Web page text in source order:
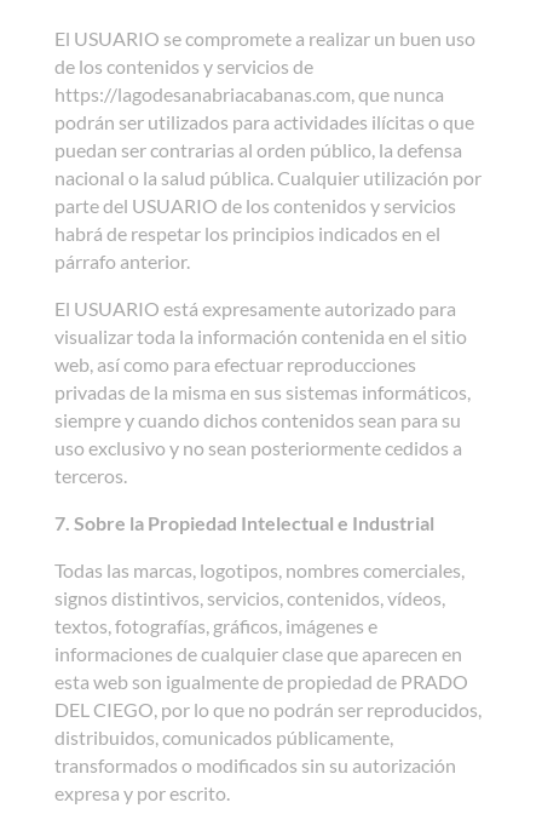
El USUARIO se compromete a realizar un buen uso
de los contenidos y servicios de
https://lagodesanabriacabanas.com, que nunca
podrán ser utilizados para actividades ilícitas o que
puedan ser contrarias al orden público, la defensa
nacional o la salud pública. Cualquier utilización por
parte del USUARIO de los contenidos y servicios
habrá de respetar los principios indicados en el
párrafo anterior.
El USUARIO está expresamente autorizado para
visualizar toda la información contenida en el sitio
web, así como para efectuar reproducciones
privadas de la misma en sus sistemas informáticos,
siempre y cuando dichos contenidos sean para su
uso exclusivo y no sean posteriormente cedidos a
terceros.
7. Sobre la Propiedad Intelectual e Industrial
Todas las marcas, logotipos, nombres comerciales,
signos distintivos, servicios, contenidos, vídeos,
textos, fotografías, gráficos, imágenes e
informaciones de cualquier clase que aparecen en
esta web son igualmente de propiedad de PRADO
DEL CIEGO, por lo que no podrán ser reproducidos,
distribuidos, comunicados públicamente,
transformados o modificados sin su autorización
expresa y por escrito.